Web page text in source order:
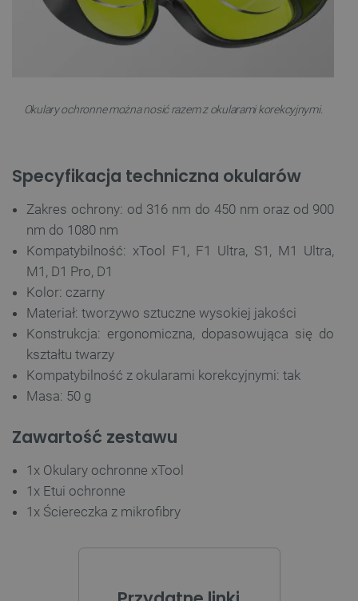
Okulary ochronne można nosić razem z okularami korekcyjnymi.
Specyfikacja techniczna okularów
Zakres ochrony: od 316 nm do 450 nm oraz od 900
nm do 1080 nm
Kompatybilność: xTool F1, F1 Ultra, S1, M1 Ultra,
M1, D1 Pro, D1
Kolor: czarny
Materiał: tworzywo sztuczne wysokiej jakości
Konstrukcja: ergonomiczna, dopasowująca się do
kształtu twarzy
Kompatybilność z okularami korekcyjnymi: tak
Masa: 50 g
Zawartość zestawu
1x Okulary ochronne xTool
1x Etui ochronne
1x Ściereczka z mikrofibry
FUNKCJONALNOŚĆ
Niezbędne Wydajność Targetowanie
podstawowych funkcji strony internetowej, takich
jak logowanie użytkownika i zarządzanie kontem.
prawidłowo korzystać ze strony internetowej.
Domena
PrestaShop-[abcdef0123456789]{32}
_lb .botland.com.pl
VISITOR_PRIVACY_METADATA
Polityce prywatności Google